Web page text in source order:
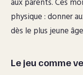
aux parents. Ces
physique : donner
dès le plus jeune
Le jeu comme